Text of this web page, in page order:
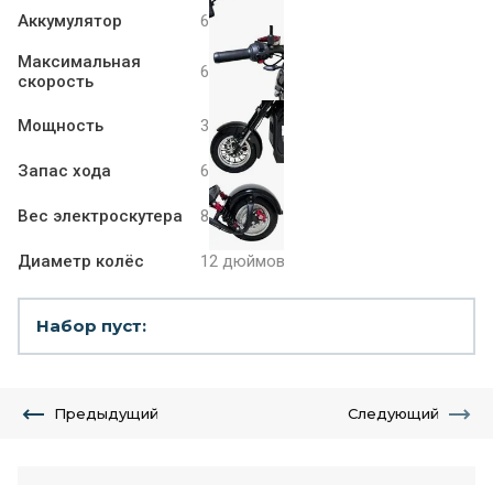
Аккумулятор 60V 20Ah
Максимальная
скорость
60 км/ч
Мощность 3000 W
Запас хода 60 км
Вес электроскутера 85 кг
Диаметр колёс 12 дюймов
Набор пуст:
Предыдущий Следующий